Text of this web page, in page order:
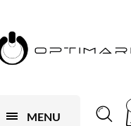
MENU